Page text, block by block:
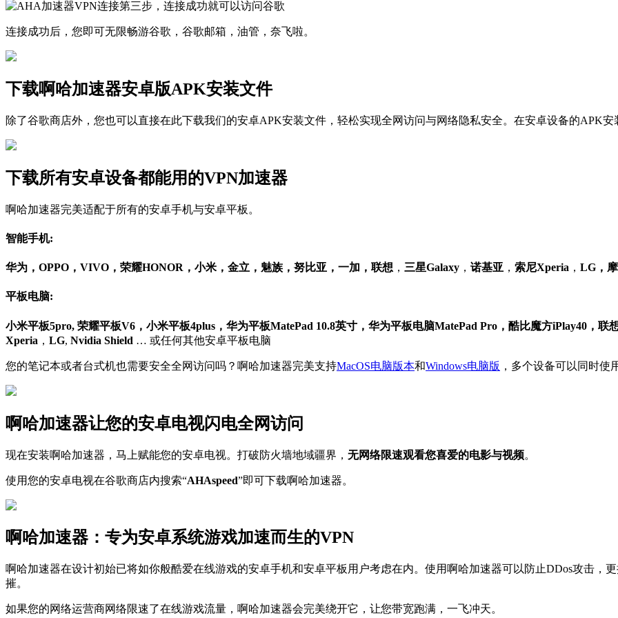
连接成功后，您即可无限畅游谷歌，谷歌邮箱，油管，奈飞啦。
下载啊哈加速器安卓版APK安装文件
除了谷歌商店外，您也可以直接在此下载我们的安卓APK安装文件，轻松实现全网访问与网络隐私安全。在安卓设备的APK
下载所有安卓设备都能用的VPN加速器
啊哈加速器完美适配于所有的安卓手机与安卓平板。
智能手机:
华为，OPPO，VIVO，荣耀HONOR，小米，金立，魅族，努比亚，一加，联想 ， 三星Galaxy ， 诺基亚 ， 索尼Xperia ， LG，
平板电脑:
小米平板5pro, 荣耀平板V6，小米平板4plus，华为平板MatePad 10.8英寸，华为平板电脑MatePad Pro，酷比魔方iPlay40，联
Xperia ， LG, Nvidia Shield … 或任何其他安卓平板电脑
您的笔记本或者台式机也需要安全全网访问吗？啊哈加速器完美支持MacOS电脑版本和Windows电脑版 ，多个设备可以同时使
啊哈加速器让您的安卓电视闪电全网访问
现在安装啊哈加速器，马上赋能您的安卓电视。打破防火墙地域疆界， 无网络限速观看您喜爱的电影与视频。
使用您的安卓电视在谷歌商店内搜索“AHAspeed”即可下载啊哈加速器。
啊哈加速器：专为安卓系统游戏加速而生的VPN
啊哈加速器在设计初始已将如你般酷爱在线游戏的安卓手机和安卓平板用户考虑在内。使用啊哈加速器可以防止DDos攻击，
摧。
如果您的网络运营商网络限速了在线游戏流量，啊哈加速器会完美绕开它，让您带宽跑满，一飞冲天。